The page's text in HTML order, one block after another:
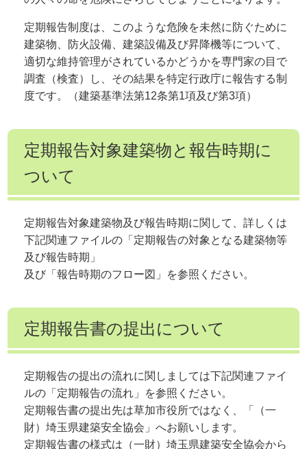
定期報告制度は、このような危険を未然に防ぐために
建築物、防火設備、建築設備及び昇降機等について、
適切な維持管理がされているかどうかを専門家の目で
調査（検査）し、その結果を特定行政庁に報告する制
度です。（建築基準法第12条第1項及び第3項）
定期報告対象建築物と報告時期に
ついて
定期報告対象建築物及び報告時期に関して、詳しくは
下記関連ファイルの「定期報告の対象となる建築物等
及び報告時期」
及び「報告時期のフロー図」を参照ください。
定期報告書の提出について
定期報告の提出の流れに関しましては下記関連ファイ
ルの「定期報告の流れ」を参照ください。
定期報告書の提出先は草加市役所ではなく、「（一
財）埼玉県建築安全協会」へお願いします。
定期報告書の様式は（一財）埼玉県建築安全協会から